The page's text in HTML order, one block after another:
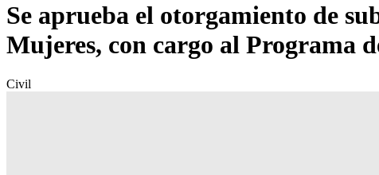
Se aprueba el otorgamiento de
Mujeres, con cargo al Programa
Civil